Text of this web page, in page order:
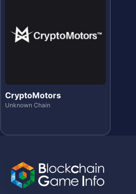
CryptoMotors
Unknown Chain